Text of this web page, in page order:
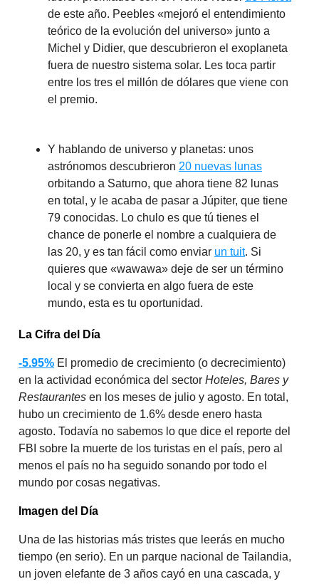
de este año. Peebles «mejoró el entendimiento
teórico de la evolución del universo» junto a
Michel y Didier, que descubrieron el exoplaneta
fuera de nuestro sistema solar. Les toca partir
entre los tres el millón de dólares que viene con
el premio.
Y hablando de universo y planetas: unos
astrónomos descubrieron 20 nuevas lunas
orbitando a Saturno, que ahora tiene 82 lunas
en total, y le acaba de pasar a Júpiter, que tiene
79 conocidas. Lo chulo es que tú tienes el
chance de ponerle el nombre a cualquiera de
las 20, y es tan fácil como enviar un tuit. Si
quieres que «wawawa» deje de ser un término
local y se convierta en algo fuera de este
mundo, esta es tu oportunidad.
La Cifra del Día
-5.95% El promedio de crecimiento (o decrecimiento)
en la actividad económica del sector Hoteles, Bares y
Restaurantes en los meses de julio y agosto. En total,
hubo un crecimiento de 1.6% desde enero hasta
agosto. Todavía no sabemos lo que dice el reporte del
FBI sobre la muerte de los turistas en el país, pero al
menos el país no ha seguido sonando por todo el
mundo por cosas negativas.
Imagen del Día
Una de las historias más tristes que leerás en mucho
tiempo (en serio). En un parque nacional de Tailandia,
un joven elefante de 3 años cayó en una cascada, y